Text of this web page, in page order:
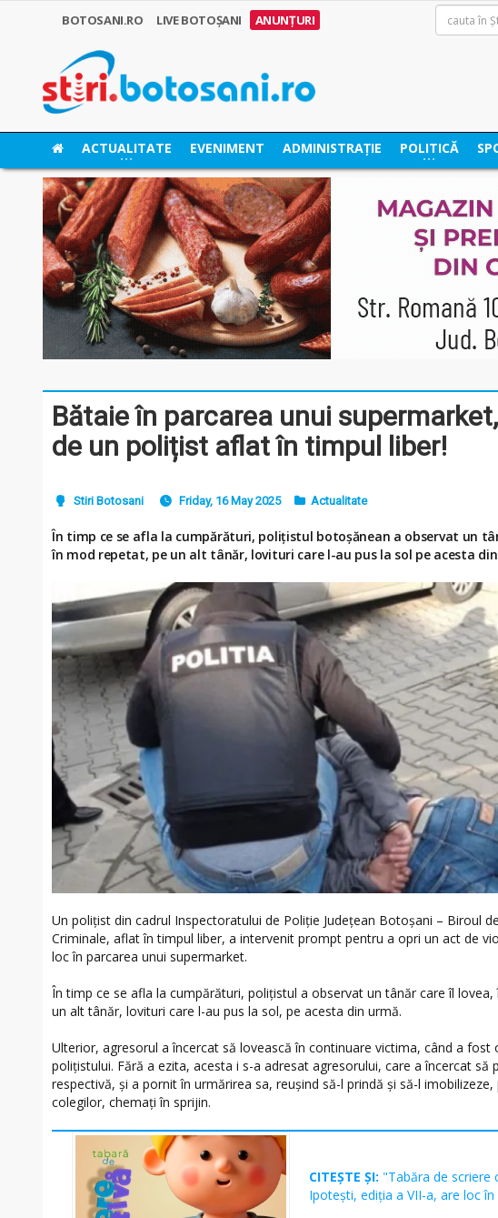
BOTOSANI.RO LIVE BOTOȘANI ANUNȚURI
ACTUALITATE EVENIMENT ADMINISTRAȚIE POLITICĂ
Bătaie în parcarea unui
de un polițist aflat în timpul liber!
Stiri Botosani Friday, 16 May 2025 Actualitate
În timp ce se afla la cumpărături, polițistul botoșănean a observat un
în mod repetat, pe un alt tânăr, lovituri care l-au pus la sol pe acesta
Un polițist din cadrul Inspectoratului de Poliție Județean Botoșani – Biroul
Criminale, aflat în timpul liber, a intervenit prompt pentru a opri un act de
loc în parcarea unui supermarket.
În timp ce se afla la cumpărături, polițistul a observat un tânăr care îl
un alt tânăr, lovituri care l-au pus la sol, pe acesta din urmă.
Ulterior, agresorul a încercat să lovească în continuare victima, când a fost
polițistului. Fără a ezita, acesta i s-a adresat agresorului, care a încercat să
respectivă, și a pornit în urmărirea sa, reușind să-l prindă și să-l imobilizeze,
colegilor, chemați în sprijin.
CITEȘTE ȘI: "Tabăra de scriere
Ipotești, ediția a VII-a, are loc în